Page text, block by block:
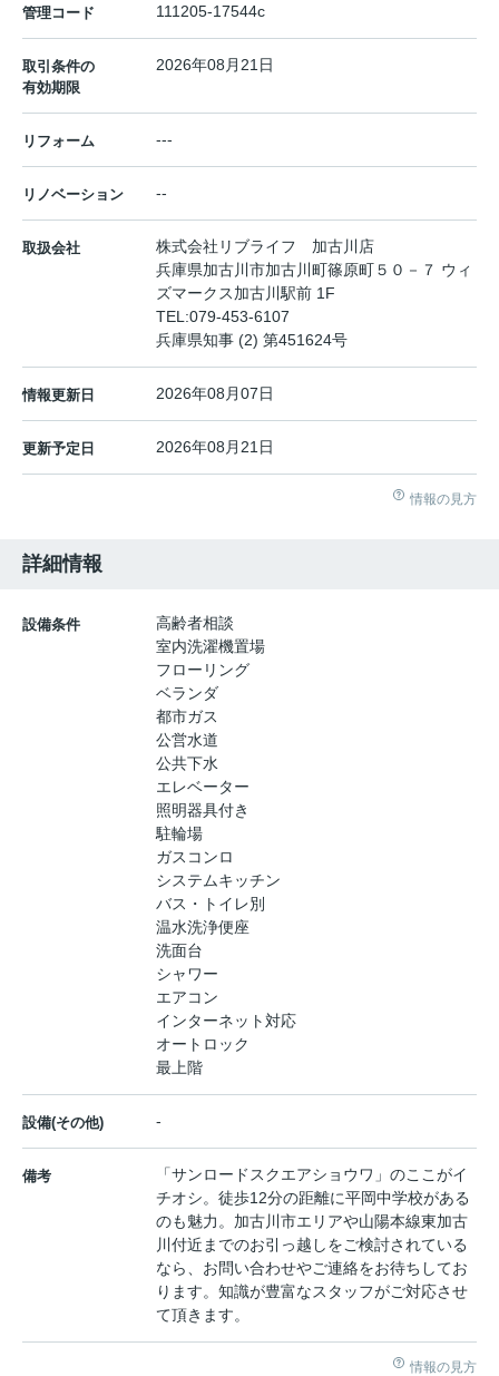
管理コード 111205-17544c
取引条件の
有効期限
2026年08月21日
リフォーム ---
リノベーション --
取扱会社
株式会社リブライフ 加古川店
兵庫県加古川市加古川町篠原町５０－７ ウィ
ズマークス加古川駅前 1F
TEL:079-453-6107
兵庫県知事 (2) 第451624号
情報更新日 2026年08月07日
更新予定日 2026年08月21日
情報の見方
詳細情報
設備条件
高齢者相談
室内洗濯機置場
フローリング
ベランダ
都市ガス
公営水道
公共下水
エレベーター
照明器具付き
駐輪場
ガスコンロ
システムキッチン
バス・トイレ別
温水洗浄便座
洗面台
シャワー
エアコン
インターネット対応
オートロック
最上階
設備(その他) -
備考
「サンロードスクエアショウワ」のここがイ
チオシ。徒歩12分の距離に平岡中学校がある
のも魅力。加古川市エリアや山陽本線東加古
川付近までのお引っ越しをご検討されている
なら、お問い合わせやご連絡をお待ちしてお
ります。知識が豊富なスタッフがご対応させ
て頂きます。
情報の見方